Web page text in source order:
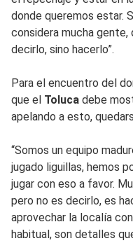
donde queremos estar.
considera mucha gente,
decirlo, sino hacerlo”.
Para el encuentro del
que el Toluca debe
apelando a esto,
“Somos un equipo
jugado liguillas, hemos
jugar con eso a favor.
pero no es decirlo, es
aprovechar la localía
habitual, son detalles